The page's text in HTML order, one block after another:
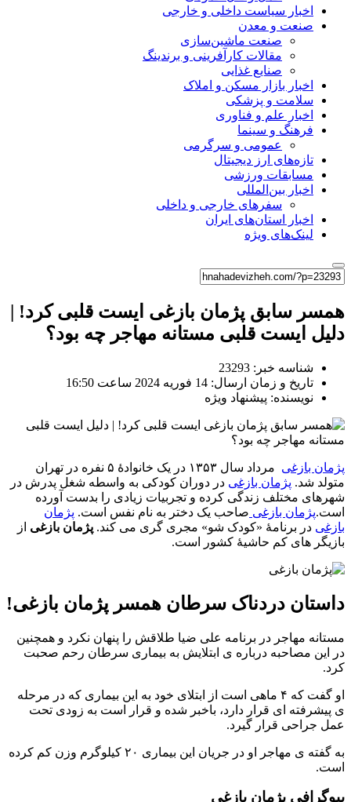
اخبار سیاست داخلی و خارجی
صنعت و معدن
صنعت ماشین‌سازی
مقالات کارآفرینی و برندینگ
صنایع غذایی
اخبار بازار مسکن و املاک
سلامت و پزشکی
اخبار علم و فناوری
فرهنگ و سینما
عمومی و سرگرمی
تازه‌های ارز دیجیتال
مسابقات ورزشی
اخبار بین‌المللی
سفرهای خارجی و داخلی
اخبار استان‌های ایران
لینک‌های ویژه
همسر سابق پژمان بازغی ایست قلبی کرد! |
دلیل ایست قلبی مستانه مهاجر چه بود؟
شناسه خبر: 23293
تاریخ و زمان ارسال: 14 فوریه 2024 ساعت 16:50
نویسنده: پیشنهاد ویژه
پژمان بازغی
مرداد سال ۱۳۵۳ در یک خانوادهٔ ۵ نفره در تهران
متولد شد. پژمان بازغی در دوران کودکی به واسطه شغل پدرش در
شهرهای مختلف زندگی کرده و تجربیات زیادی را بدست آورده
است.پژمان بازغی صاحب یک دختر به نام نفس است. پژمان
بازغی در برنامۀ «کودک شو» مجری گری می کند. پژمان بازغی از
بازیگر های کم حاشیۀ کشور است.
داستان دردناک سرطان همسر پژمان بازغی!
مستانه مهاجر در برنامه علی ضیا طلاقش را پنهان نکرد و همچنین
در این مصاحبه درباره ی ابتلایش به بیماری سرطان رحم صحبت
کرد.
او گفت که ۴ ماهی است از ابتلای خود به این بیماری که در مرحله
ی پیشرفته ای قرار دارد، باخبر شده و قرار است به زودی تحت
عمل جراحی قرار گیرد.
به گفته ی مهاجر او در جریان این بیماری ۲۰ کیلوگرم وزن کم کرده
است.
بیوگرافی پژمان بازغی